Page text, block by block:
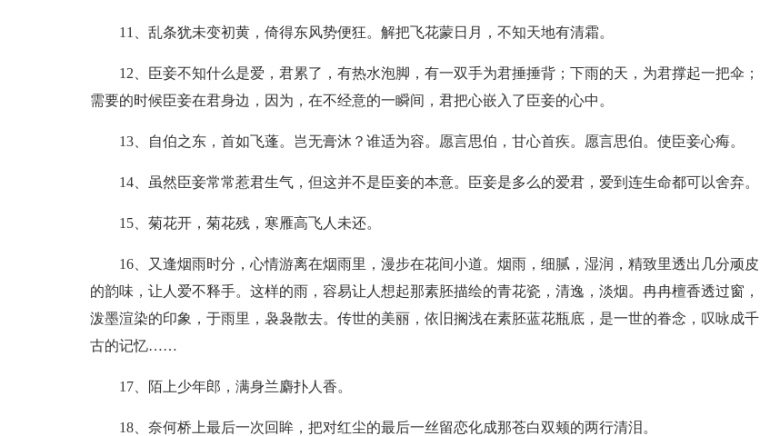
11、乱条犹未变初黄，倚得东风势便狂。解把飞花蒙日月，不知天地有清霜。
12、臣妾不知什么是爱，君累了，有热水泡脚，有一双手为君捶捶背；下雨的天，为君撑起一把伞；
需要的时候臣妾在君身边，因为，在不经意的一瞬间，君把心嵌入了臣妾的心中。
13、自伯之东，首如飞蓬。岂无膏沐？谁适为容。愿言思伯，甘心首疾。愿言思伯。使臣妾心痗。
14、虽然臣妾常常惹君生气，但这并不是臣妾的本意。臣妾是多么的爱君，爱到连生命都可以舍弃。
15、菊花开，菊花残，寒雁高飞人未还。
16、又逢烟雨时分，心情游离在烟雨里，漫步在花间小道。烟雨，细腻，湿润，精致里透出几分顽皮
的韵味，让人爱不释手。这样的雨，容易让人想起那素胚描绘的青花瓷，清逸，淡烟。冉冉檀香透过窗，
泼墨渲染的印象，于雨里，袅袅散去。传世的美丽，依旧搁浅在素胚蓝花瓶底，是一世的眷念，叹咏成千
古的记忆……
17、陌上少年郎，满身兰麝扑人香。
18、奈何桥上最后一次回眸，把对红尘的最后一丝留恋化成那苍白双颊的两行清泪。